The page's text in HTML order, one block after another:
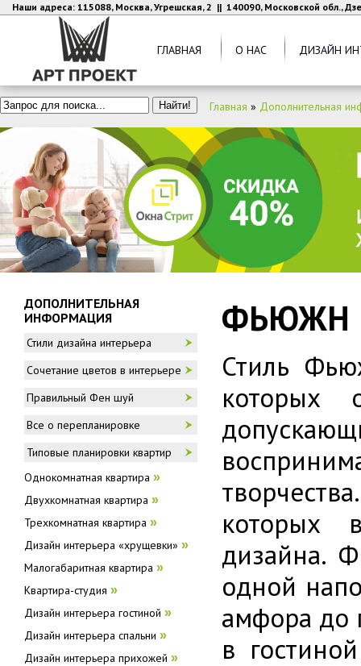
Наши адреса: 115088, Москва, Угрешская, 2 || 140090, Московской обл.,
ГЛАВНАЯ О НАС ДИЗАЙН
Главная » Дополнительная
ФЬЮЖН
Стиль
которых
которых
дизайна.
одной
амфора до
в
ДОПОЛНИТЕЛЬНАЯ
ИНФОРМАЦИЯ
Стили дизайна интерьера
Сочетание цветов в интерьере
Правильный Фен шуй
Все о перепланировке
Типовые планировки квартир
Однокомнатная квартира »
Двухкомнатная квартира »
Трехкомнатная квартира »
Дизайн интерьера «хрущевки» »
Малогабаритная квартира »
Квартира-студия »
Дизайн интерьера гостиной »
Дизайн интерьера спальни »
Дизайн интерьера прихожей »